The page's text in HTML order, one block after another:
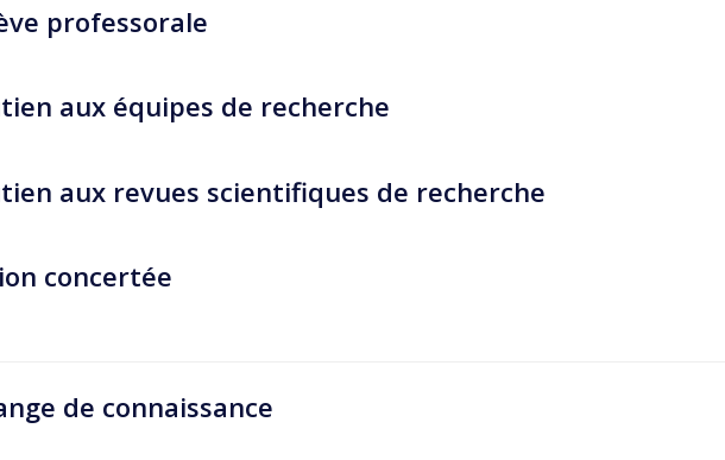
professorale
aux équipes de recherche
aux revues scientifiques de recherche
concertée
de connaissance